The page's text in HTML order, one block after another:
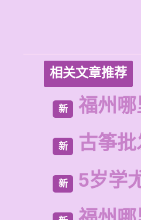
相关文章推荐
新 福州
新 古筝
新 5岁学